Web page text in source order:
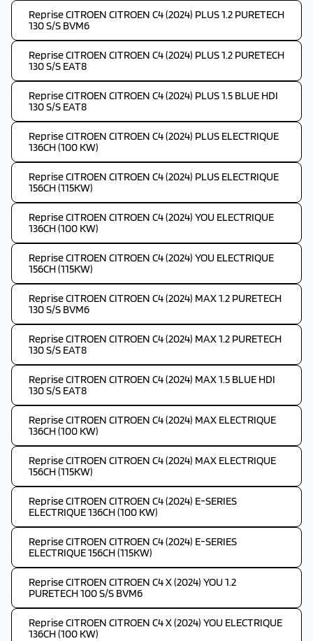
Reprise CITROEN CITROEN C4 (2024) PLUS 1.2 PURETECH
130 S/S BVM6
Reprise CITROEN CITROEN C4 (2024) PLUS 1.2 PURETECH
130 S/S EAT8
Reprise CITROEN CITROEN C4 (2024) PLUS 1.5 BLUE HDI
130 S/S EAT8
Reprise CITROEN CITROEN C4 (2024) PLUS ELECTRIQUE
136CH (100 KW)
Reprise CITROEN CITROEN C4 (2024) PLUS ELECTRIQUE
156CH (115KW)
Reprise CITROEN CITROEN C4 (2024) YOU ELECTRIQUE
136CH (100 KW)
Reprise CITROEN CITROEN C4 (2024) YOU ELECTRIQUE
156CH (115KW)
Reprise CITROEN CITROEN C4 (2024) MAX 1.2 PURETECH
130 S/S BVM6
Reprise CITROEN CITROEN C4 (2024) MAX 1.2 PURETECH
130 S/S EAT8
Reprise CITROEN CITROEN C4 (2024) MAX 1.5 BLUE HDI
130 S/S EAT8
Reprise CITROEN CITROEN C4 (2024) MAX ELECTRIQUE
136CH (100 KW)
Reprise CITROEN CITROEN C4 (2024) MAX ELECTRIQUE
156CH (115KW)
Reprise CITROEN CITROEN C4 (2024) E-SERIES
ELECTRIQUE 136CH (100 KW)
Reprise CITROEN CITROEN C4 (2024) E-SERIES
ELECTRIQUE 156CH (115KW)
Reprise CITROEN CITROEN C4 X (2024) YOU 1.2
PURETECH 100 S/S BVM6
Reprise CITROEN CITROEN C4 X (2024) YOU ELECTRIQUE
136CH (100 KW)